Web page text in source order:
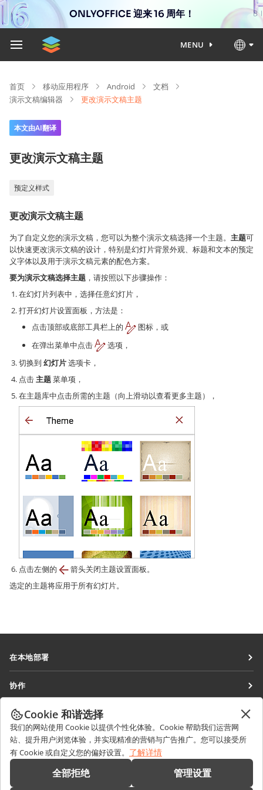
ONLYOFFICE 迎来 16 周年！
MENU
首页 移动应用程序 Android
文档
演示文稿编辑器
更改演示文稿主题
本文由AI翻译
更改演示文稿主题
预定义样式
更改演示文稿主题
为了自定义您的演示文稿，您可以为整个演示文稿选择一个主题。 主题可
以快速更改演示文稿的设计，特别是幻灯片背景外观、标题和文本的预定
义字体以及用于演示文稿元素的配色方案。
要为演示文稿选择主题 ，请按照以下步骤操作：
在幻灯片列表中，选择任意幻灯片，
打开幻灯片设置面板，方法是：
点击顶部或底部工具栏上的
图标，或
在弹出菜单中点击
选项，
切换到 幻灯片选项卡，
点击主题菜单项，
在主题库中点击所需的主题（向上滑动以查看更多主题），
点击左侧的
箭头关闭主题设置面板。
选定的主题将应用于所有幻灯片。
在本地部署
协作空间
工作区
连接器
桌面应用程序
移动应用程序
协作
针对翻译人员
针对博主
职位空缺
获取最新资讯
博客
获取帮助
论坛
Cookie 和谐选择
我们的网站使用 Cookie 以提供个性化体验。Cookie 帮助我们运营网
站、提升用户浏览体验，并实现精准的营销与广告推广。您可以接受所
有 Cookie 或自定义您的偏好设置。 了解详情
全部拒绝 管理设置